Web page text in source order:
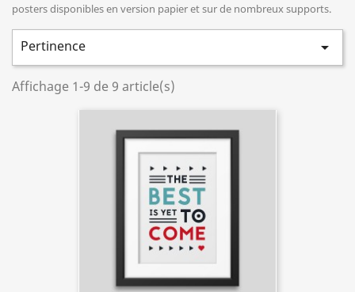
posters disponibles en version papier et sur de nombreux supports.
Pertinence 
Affichage 1-9 de 9 article(s)